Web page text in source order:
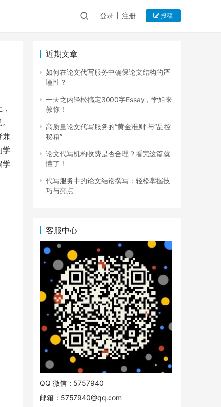
登录 注册 投稿
兼
学
学
近期文章
如何在论文代写服务中确保论文结构的严
谨性？
一天之内轻松搞定3000字Essay，学姐来
教你！
高质量论文代写服务的“黄金准则”与“品控
秘籍”
论文代写机构收费是否合理？看完这篇就
懂了！
代写服务中的论文结论撰写：轻松掌握技
巧与亮点
客服中心
QQ 微信：5757940
邮箱： 5757940@qq.com